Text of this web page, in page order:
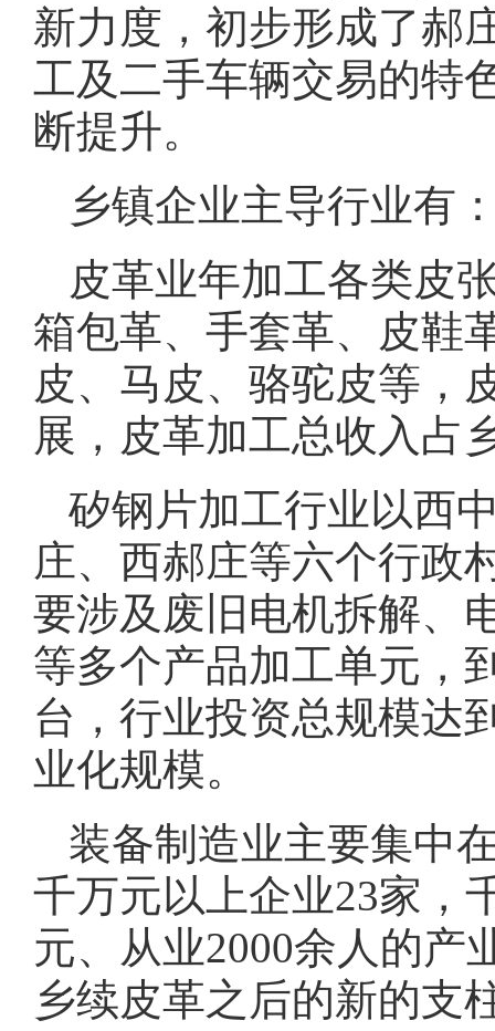
新力度，初步形成了郝
工及二手车辆交易的特
断提升。
乡镇企业主导行业有
皮革业年加工各类皮
箱包革、手套革、皮鞋
皮、马皮、骆驼皮等，
展，皮革加工总收入占
矽钢片加工行业以西
庄、西郝庄等六个行政
要涉及废旧电机拆解、
等多个产品加工单元，
台，行业投资总规模达
业化规模。
装备制造业主要集中
千万元以上企业23家，
元、从业2000余人的产
乡续皮革之后的新的支